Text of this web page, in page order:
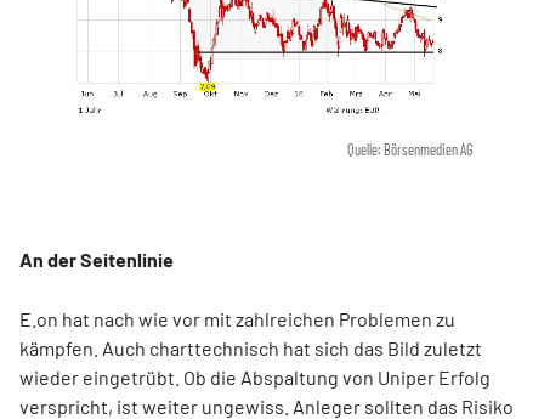
Quelle: Börsenmedien AG
An der Seitenlinie
E.on hat nach wie vor mit zahlreichen Problemen zu
kämpfen. Auch charttechnisch hat sich das Bild zuletzt
wieder eingetrübt. Ob die Abspaltung von Uniper Erfolg
verspricht, ist weiter ungewiss. Anleger sollten das Risiko